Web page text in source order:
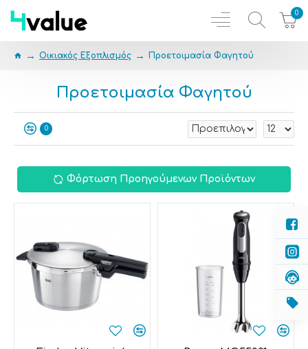
0
Οικιακός Εξοπλισμός Προετοιμασία Φαγητού
Προετοιμασία Φαγητού
0
Φόρτωση Προηγούμενων Προϊόντων